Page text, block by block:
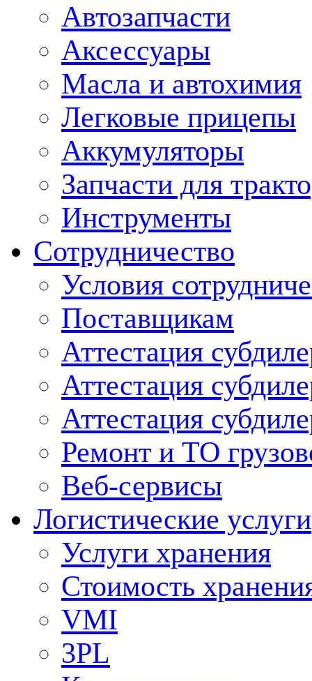
Автозапчасти
Аксессуары
Масла и автохимия
Легковые прицепы
Аккумуляторы
Запчасти для
Инструменты
Сотрудничество
Условия
Поставщикам
Аттестация
Аттестация
Аттестация
Ремонт и ТО
Веб-сервисы
Логистические услуги
Услуги хранения
Стоимость
VMI
3PL